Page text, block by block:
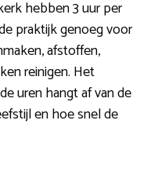
hebben 3 uur per
praktijk genoeg voor
afstoffen,
reinigen. Het
uren hangt af van de
en hoe snel de